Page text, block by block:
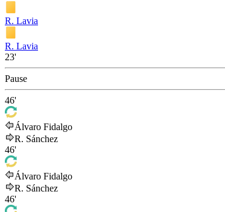
R. Lavia
R. Lavia
23'
Pause
46'
Álvaro Fidalgo
R. Sánchez
46'
Álvaro Fidalgo
R. Sánchez
46'